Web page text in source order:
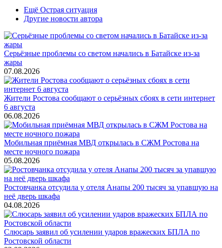
Ещё Острая ситуация
Другие новости автора
Серьёзные проблемы со светом начались в Батайске из-за
жары
07.08.2026
Жители Ростова сообщают о серьёзных сбоях в сети интернет
6 августа
06.08.2026
Мобильная приёмная МВД открылась в СЖМ Ростова на
месте ночного пожара
05.08.2026
Ростовчанка отсудила у отеля Анапы 200 тысяч за упавшую на
неё дверь шкафа
04.08.2026
Слюсарь заявил об усилении ударов вражеских БПЛА по
Ростовской области